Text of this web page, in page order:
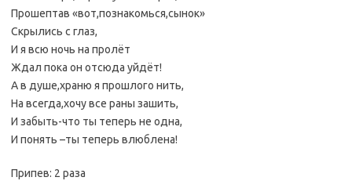
Прошептав «вот,познакомься,сынок»
Скрылись с глаз,
И я всю ночь на пролёт
Ждал пока он отсюда уйдёт!
А в душе,храню я прошлого нить,
На всегда,хочу все раны зашить,
И забыть-что ты теперь не одна,
И понять –ты теперь влюблена!
Припев: 2 раза